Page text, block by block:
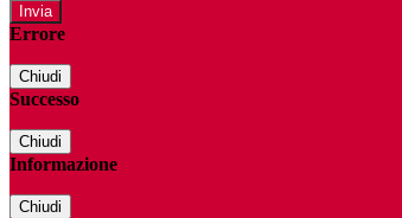
Errore
Chiudi
Successo
Chiudi
Informazione
Chiudi